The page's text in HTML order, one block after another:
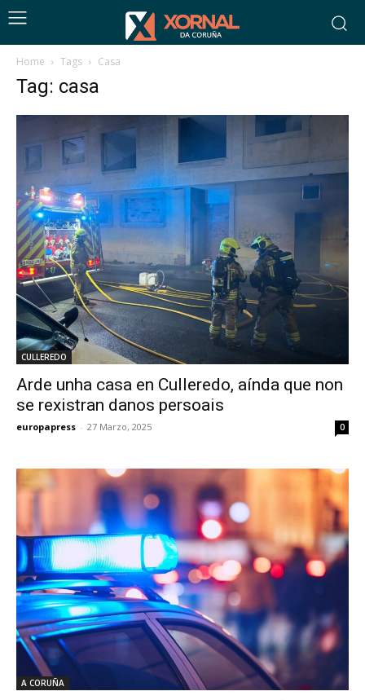
Home Tags Casa
Tag: casa
CULLEREDO
Arde unha casa en Culleredo, aínda que non
se rexistran danos persoais
europapress - 27 Marzo, 2025 0
A CORUÑA